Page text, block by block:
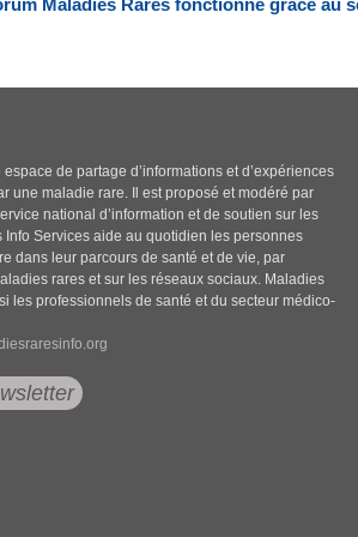
Maladies Rares fonctionne grâce au
de partage d’informations et d’expériences
une maladie rare. Il est proposé et modéré par
national d’information et de soutien sur les
Services aide au quotidien les personnes
dans leur parcours de santé et de vie, par
rares et sur les réseaux sociaux. Maladies
les professionnels de santé et du secteur médico-